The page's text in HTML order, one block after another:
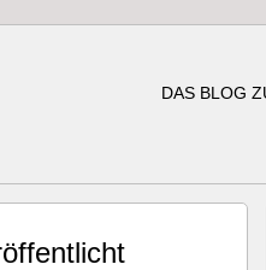
DAS BLOG